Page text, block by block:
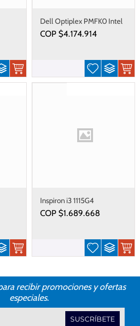
Dell Optiplex PMFK0 Intel
Core i5, 8GB, SSD256,
23.8"
COP $4.174.914
Inspiron i3 1115G4
COP $1.689.668
recibir promociones y ofertas
especiales.
SUSCRÍBETE